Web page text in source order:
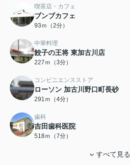
喫茶店・カフェ
ブンブカフェ
93ｍ（2分）
中華料理
餃子の王将 東加古川店
227ｍ（3分）
コンビニエンスストア
ローソン 加古川野口町長砂
291ｍ（4分）
歯科
吉田歯科医院
518ｍ（7分）
すべて見る